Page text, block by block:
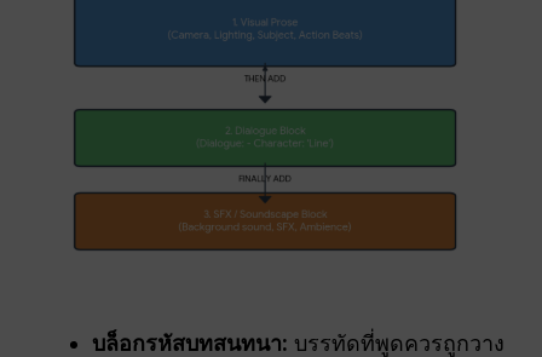
บล็อกรหัสบทสนทนา: บรรทัดที่พูดควรถูกวาง